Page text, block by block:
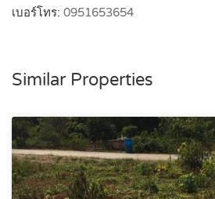
เบอร์โทร: 0951653654
Similar Properties